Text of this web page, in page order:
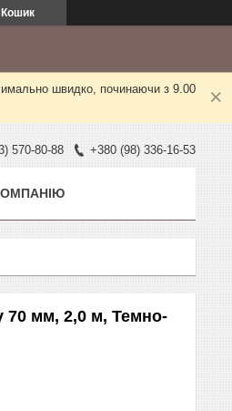
Кошик
швидко, починаючи з 9.00
570-80-88 +380 (98) 336-16-53
70 мм, 2,0 м, Темно-